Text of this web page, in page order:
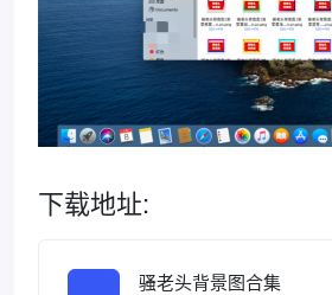
下载地址:
骚老头背景图合集